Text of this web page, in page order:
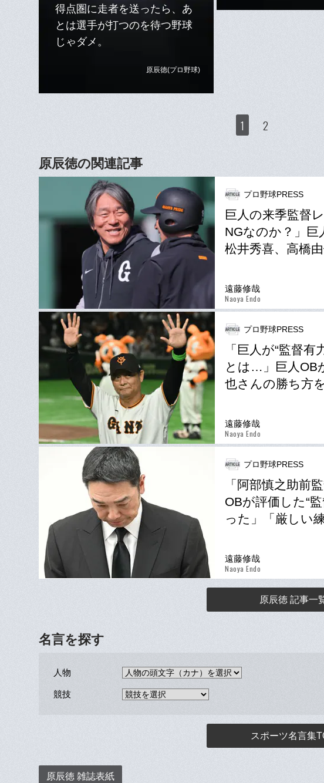
得点圏に走者を送ったら、あ
とは選手が打つのを待つ野球
じゃダメ。
原辰徳(プロ野球)
1 2
原辰徳の関連記事
プロ野球PRESS
巨人の来季監督
NGなのか？」巨
松井秀喜、高橋
遠藤修哉
Naoya Endo
プロ野球PRESS
「巨人が“監督
とは…」巨人OB
也さんの勝ち方
遠藤修哉
Naoya Endo
プロ野球PRESS
「阿部慎之助前
OBが評価した“
った」「厳しい
遠藤修哉
Naoya Endo
原辰徳 記事一
名言を探す
人物
競技
スポーツ名言集
原辰徳 雑誌表紙